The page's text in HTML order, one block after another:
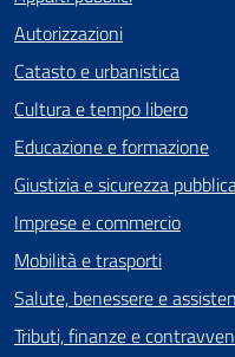
Autorizzazioni
Catasto e urbanistica
Cultura e tempo libero
Educazione e formazione
Giustizia e sicurezza
Imprese e commercio
Mobilità e trasporti
Salute, benessere e
Tributi, finanze e